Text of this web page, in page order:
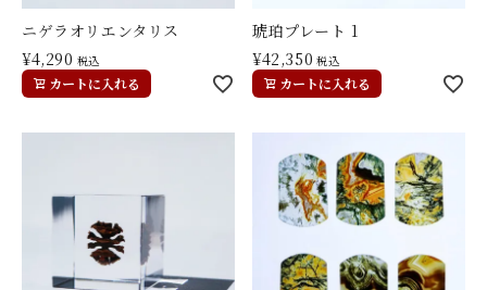
ニゲラオリエンタリス
¥4,290 税込
カートに入れる
琥珀プレート 1
¥42,350 税込
カートに入れる